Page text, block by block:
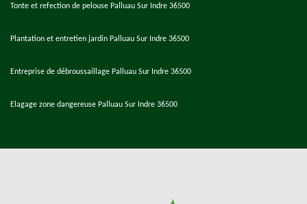
Tonte et refection de pelouse Palluau Sur Indre 36500
Plantation et entretien jardin Palluau Sur Indre 36500
Entreprise de débroussaillage Palluau Sur Indre 36500
Elagage zone dangereuse Palluau Sur Indre 36500